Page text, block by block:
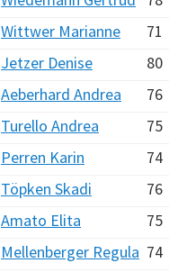
Wittwer Marianne 71
Jetzer Denise 80
Aeberhard Andrea 76
Turello Andrea 75
Perren Karin 74
Töpken Skadi 76
Amato Elita 75
Mellenberger Regula 74